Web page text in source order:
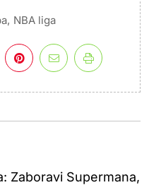
, NBA liga
Zaboravi Supermana,